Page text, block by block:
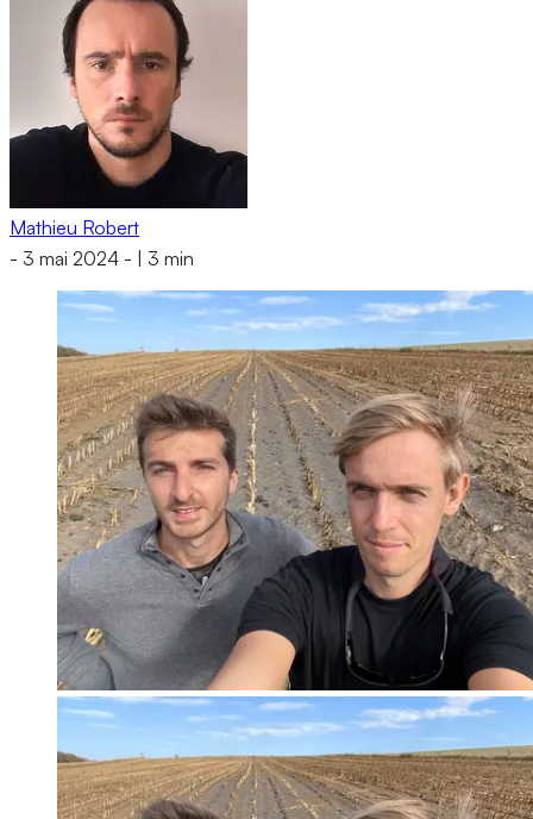
Mathieu Robert
- 3 mai 2024 - 3 min